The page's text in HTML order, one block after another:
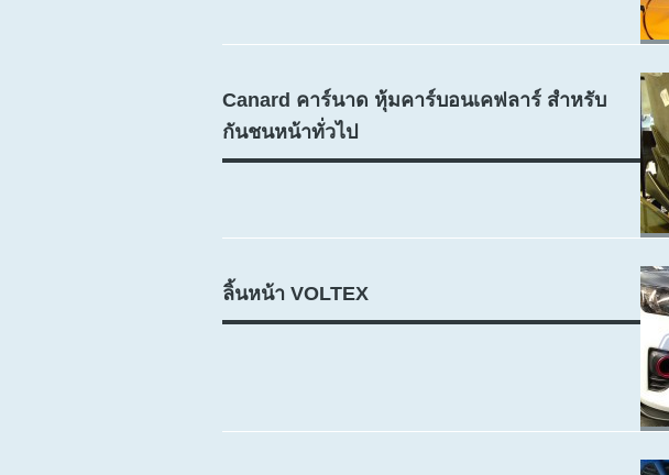
Canard คาร์นาด หุ้มคาร์บอนเคฟลาร์ สำหรับ
กันชนหน้าทั่วไป
ลิ้นหน้า VOLTEX